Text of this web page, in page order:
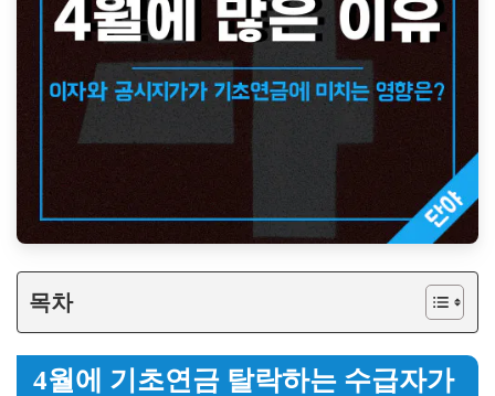
목차
4월에 기초연금 탈락하는 수급자가